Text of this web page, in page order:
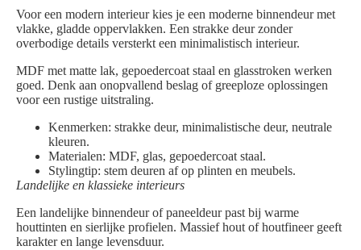
Voor een modern interieur kies je een moderne binnendeur met
vlakke, gladde oppervlakken. Een strakke deur zonder
overbodige details versterkt een minimalistisch interieur.
MDF met matte lak, gepoedercoat staal en glasstroken werken
goed. Denk aan onopvallend beslag of greeploze oplossingen
voor een rustige uitstraling.
Kenmerken: strakke deur, minimalistische deur, neutrale
kleuren.
Materialen: MDF, glas, gepoedercoat staal.
Stylingtip: stem deuren af op plinten en meubels.
Landelijke en klassieke interieurs
Een landelijke binnendeur of paneeldeur past bij warme
houttinten en sierlijke profielen. Massief hout of houtfineer geeft
karakter en lange levensduur.